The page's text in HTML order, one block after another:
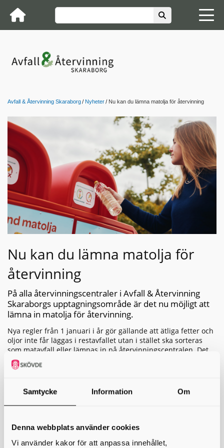
Samtycke Information Om
Denna webbplats använder cookies
Vi använder kakor för att anpassa innehållet,
Avfall & Återvinning Skaraborg Nyheter Nu kan du lämna matolja för återvinning
Nu kan du lämna matolja för
återvinning
På alla återvinningscentraler i Avfall & Återvinning
Skaraborgs upptagningsområde är det nu möjligt att
lämna in matolja för återvinning.
Nya regler från 1 januari i år gör gällande att ätliga fetter och
oljor inte får läggas i restavfallet utan i stället ska sorteras
som matavfall eller lämnas in på återvinningscentralen. Det
är inte heller tillåtet att hälla ut fettresterna i avloppet.
det stelnar och fastnar i ledningar och pumpstationer på
vägen till reningsverket. Stopp som orsakas av fett är onödiga
ledningsnätet. Som fastighetsägare ansvarar du också för att
avloppet används på rätt sätt.